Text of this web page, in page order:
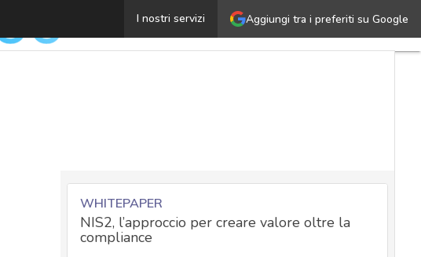
Aggiungi tra i preferiti su Google
I nostri servizi
Nuove minacce cyber, i consigli per metterle in
WHITEPAPER
NIS2, l’approccio per creare valore oltre la
compliance